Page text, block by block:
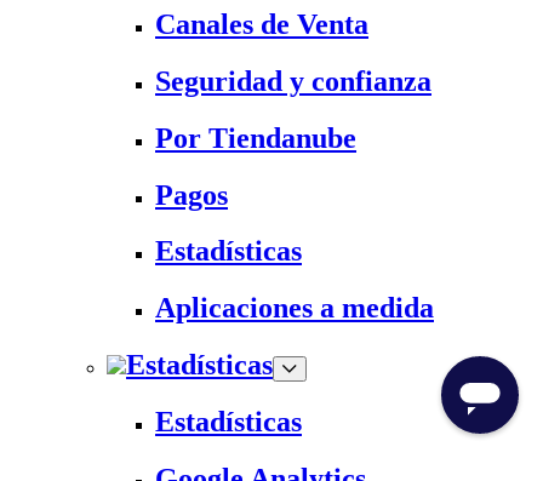
Canales de Venta
Seguridad y confianza
Por Tiendanube
Pagos
Estadísticas
Aplicaciones a medida
Estadísticas
Estadísticas